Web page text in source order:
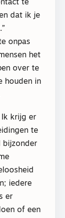
te
dat ik je
onpas
het
over te
houden in
Ik krijg er
te
bijzonder
iedere
er
of een